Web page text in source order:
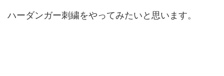
ハーダンガー刺繍をやってみたいと思います。